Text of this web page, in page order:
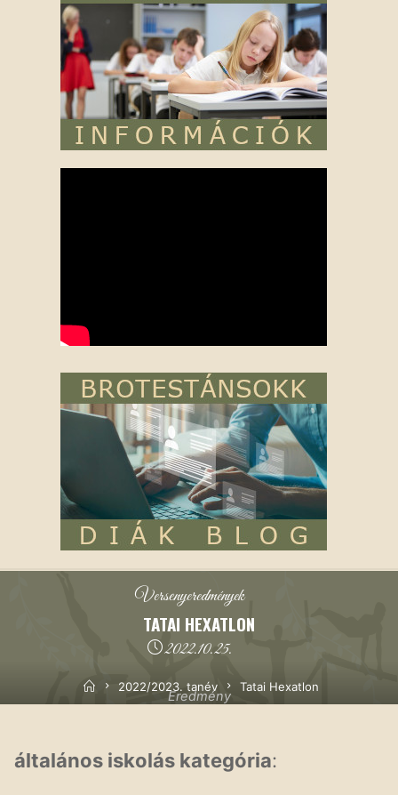
Versenyeredmények
TATAI HEXATLON
2022.10.25.
Eredmény
Kezdőoldal
2022/2023. tanév Tatai Hexatlon
általános iskolás kategória: